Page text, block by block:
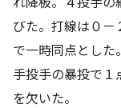
びた。打線は０
で一時同点とし
手投手の暴投で１
を欠いた。